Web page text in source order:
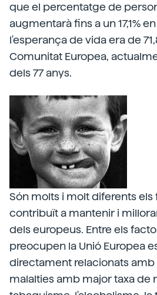
que el percentatge de
augmentarà fins a un 17,1%
l'esperança de vida era de
Comunitat Europea,
dels 77 anys.
Són molts i molt diferents
contribuït a mantenir i
dels europeus. Entre els
preocupen la Unió Europea
directament relacionats amb
malalties amb major taxa de